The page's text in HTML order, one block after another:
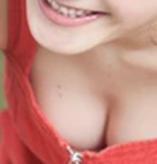
りの関係は…